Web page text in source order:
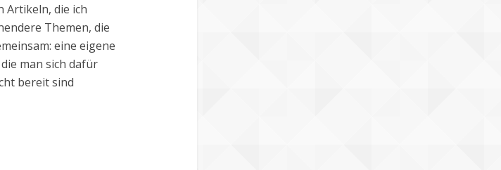
Artikeln, die ich
Themen, die
eine eigene
man sich dafür
bereit sind